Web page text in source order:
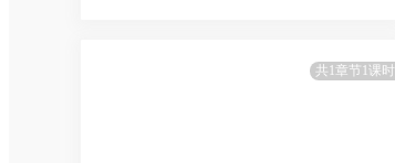
共1章节1课时